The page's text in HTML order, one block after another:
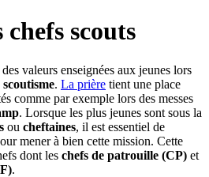
scouts
valeurs enseignées aux jeunes lors
scoutisme. La prière tient une place
comme par exemple lors des messes
. Lorsque les plus jeunes sont sous la
ou cheftaines, il est essentiel de
mener à bien cette mission. Cette
dont les chefs de patrouille (CP) et
.